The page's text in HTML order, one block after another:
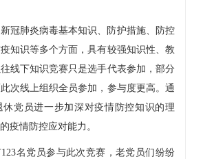
冠肺炎病毒基本知识、防护措施、防控
知识等多个方面，具有较强知识性、教
线下知识竞赛只是选手代表参加，部分
次线上组织全员参加，参与度更高。通
党员进一步加深对疫情防控知识的理
疫情防控应对能力。
名党员参与此次竞赛，老党员们纷纷